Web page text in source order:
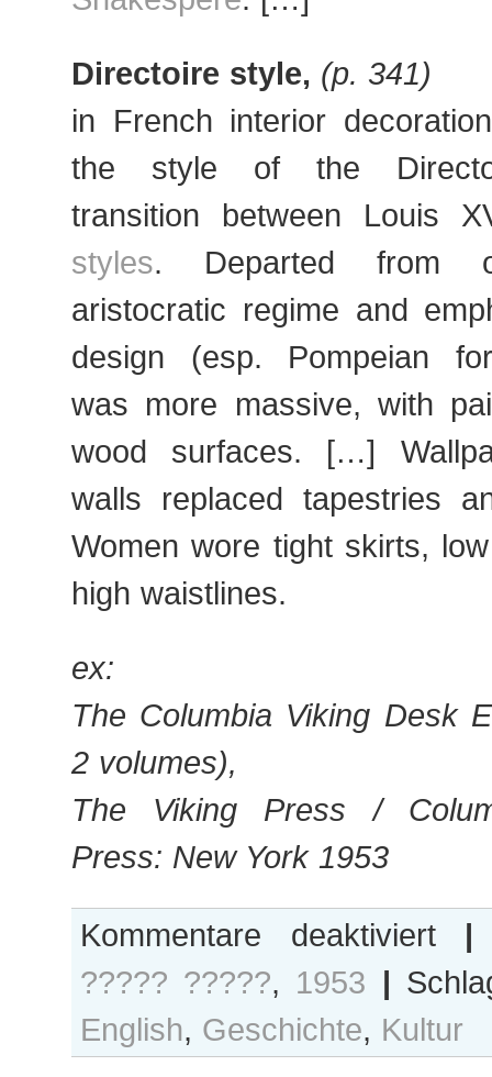
Directoire style, (p. 341)
in French interior
the style of the
transition between Louis
styles. Departed from
aristocratic regime and
design (esp. Pompeian
was more massive, with
wood surfaces. […]
walls replaced tapestries
Women wore tight skirts,
high waistlines.
ex:
The Columbia Viking Desk
2 volumes),
The Viking Press /
Press: New York 1953
Kommentare deaktiviertBerlin,
Marlowe,
style
(1953)
|
????? ?????, 1953 |
English, Geschichte, Kultur